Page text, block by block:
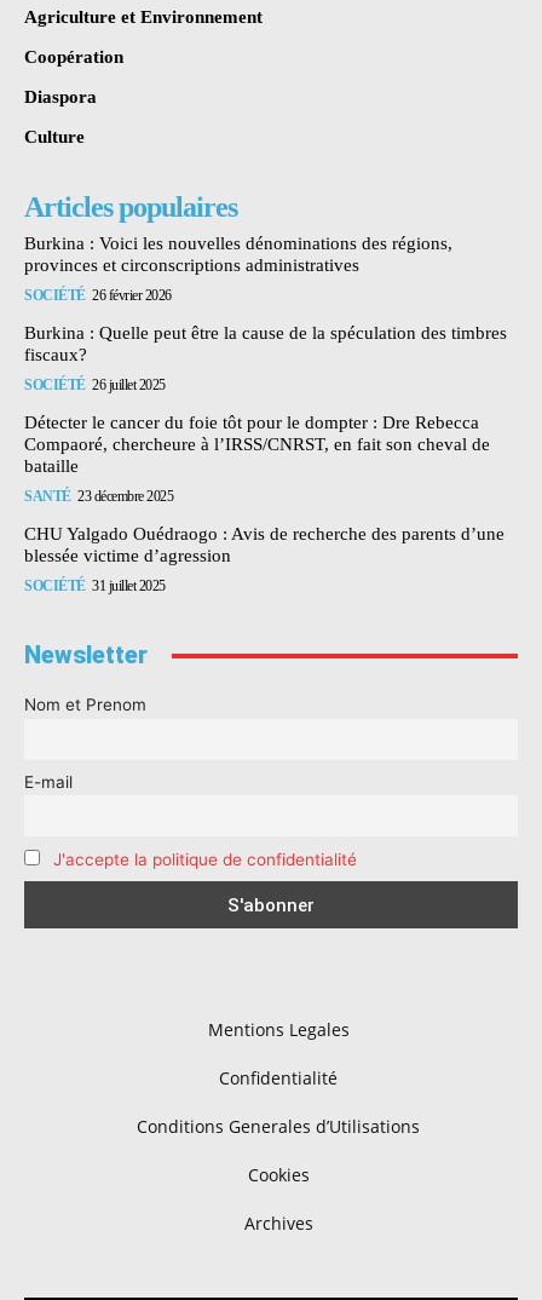
Agriculture et Environnement
Coopération
Diaspora
Culture
Articles populaires
Burkina : Voici les nouvelles dénominations des régions,
provinces et circonscriptions administratives
SOCIÉTÉ 26 février 2026
Burkina : Quelle peut être la cause de la spéculation des timbres
fiscaux?
SOCIÉTÉ 26 juillet 2025
Détecter le cancer du foie tôt pour le dompter : Dre Rebecca
Compaoré, chercheure à l’IRSS/CNRST, en fait son cheval de
bataille
SANTÉ 23 décembre 2025
CHU Yalgado Ouédraogo : Avis de recherche des parents d’une
blessée victime d’agression
SOCIÉTÉ 31 juillet 2025
Newsletter
Nom et Prenom
E-mail
J'accepte la politique de confidentialité
Mentions Legales
Confidentialité
Conditions Generales d’Utilisations
Cookies
Archives